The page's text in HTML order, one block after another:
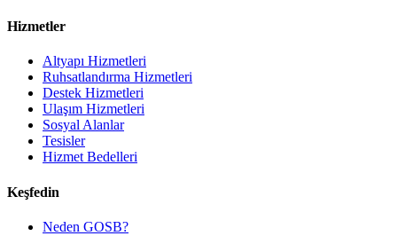
Hizmetler
Altyapı Hizmetleri
Ruhsatlandırma Hizmetleri
Destek Hizmetleri
Ulaşım Hizmetleri
Sosyal Alanlar
Tesisler
Hizmet Bedelleri
Keşfedin
Neden GOSB?